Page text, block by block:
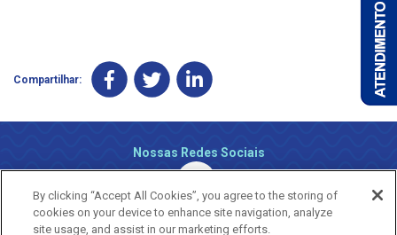
Compartilhar:
Nossas Redes Sociais
By clicking “Accept All Cookies”, you agree to the storing of
cookies on your device to enhance site navigation, analyze
site usage, and assist in our marketing efforts.